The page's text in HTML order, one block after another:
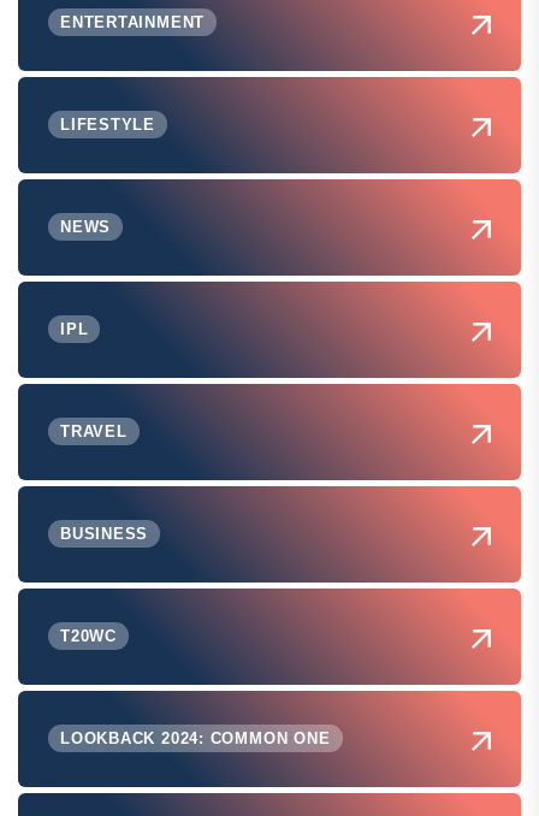
ENTERTAINMENT
LIFESTYLE
NEWS
IPL
TRAVEL
BUSINESS
T20WC
LOOKBACK 2024: COMMON ONE